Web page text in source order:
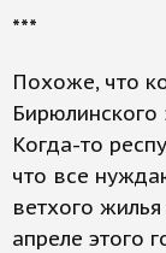
***
Похоже, что
Бирюлинского
Когда-то
что все
ветхого
апреле этого